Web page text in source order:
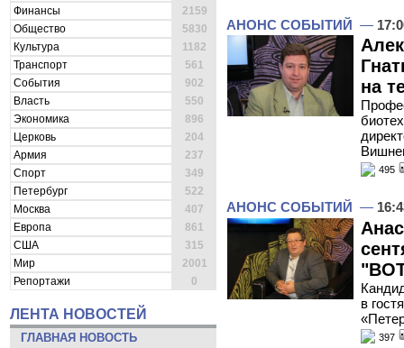
Финансы
2159
Общество
5830
Культура
1182
Транспорт
561
События
902
Власть
550
Экономика
896
Церковь
204
Армия
237
Спорт
349
Петербург
522
Москва
407
Европа
861
США
315
Мир
2001
Репортажи
0
ЛЕНТА НОВОСТЕЙ
ГЛАВНАЯ НОВОСТЬ
АНОНС СОБЫТИЙ —
на
495
АНОНС СОБЫТИЙ —
в
397